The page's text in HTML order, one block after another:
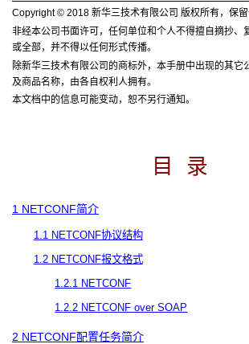
Copyright © 2018 新华三技术有限公司 版权所有，保留
非经本公司书面许可，任何单位和个人不得擅自摘抄、
或全部，并不得以任何形式传播。
除新华三技术有限公司的商标外，本手册中出现的其它
及商品名称，由各自权利人拥有。
本文档中的信息可能变动，恕不另行通知。
目 录
1 NETCONF简介
1.1 NETCONF协议结构
1.2 NETCONF报文格式
1.2.1 NETCONF
1.2.2 NETCONF over SOAP
2 NETCONF配置任务简介